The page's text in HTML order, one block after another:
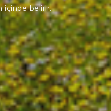
içinde belirir.